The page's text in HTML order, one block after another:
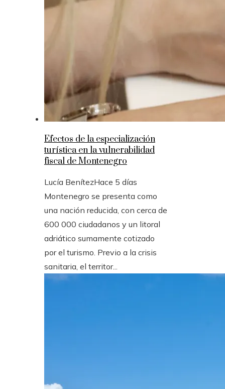
Efectos de la especialización
turística en la vulnerabilidad
fiscal de Montenegro
Lucía BenítezHace 5 días
Montenegro se presenta como
una nación reducida, con cerca de
600 000 ciudadanos y un litoral
adriático sumamente cotizado
por el turismo. Previo a la crisis
sanitaria, el territor...